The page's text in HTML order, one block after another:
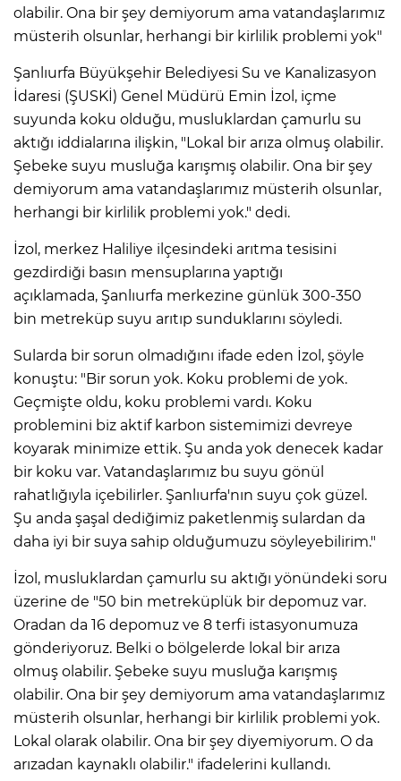
olabilir. Ona bir şey demiyorum ama vatandaşlarımız
müsterih olsunlar, herhangi bir kirlilik problemi yok"
Şanlıurfa Büyükşehir Belediyesi Su ve Kanalizasyon
İdaresi (ŞUSKİ) Genel Müdürü Emin İzol, içme
suyunda koku olduğu, musluklardan çamurlu su
aktığı iddialarına ilişkin, "Lokal bir arıza olmuş olabilir.
Şebeke suyu musluğa karışmış olabilir. Ona bir şey
demiyorum ama vatandaşlarımız müsterih olsunlar,
herhangi bir kirlilik problemi yok." dedi.
İzol, merkez Haliliye ilçesindeki arıtma tesisini
gezdirdiği basın mensuplarına yaptığı
açıklamada, Şanlıurfa merkezine günlük 300-350
bin metreküp suyu arıtıp sunduklarını söyledi.
Sularda bir sorun olmadığını ifade eden İzol, şöyle
konuştu: "Bir sorun yok. Koku problemi de yok.
Geçmişte oldu, koku problemi vardı. Koku
problemini biz aktif karbon sistemimizi devreye
koyarak minimize ettik. Şu anda yok denecek kadar
bir koku var. Vatandaşlarımız bu suyu gönül
rahatlığıyla içebilirler. Şanlıurfa'nın suyu çok güzel.
Şu anda şaşal dediğimiz paketlenmiş sulardan da
daha iyi bir suya sahip olduğumuzu söyleyebilirim."
İzol, musluklardan çamurlu su aktığı yönündeki soru
üzerine de "50 bin metreküplük bir depomuz var.
Oradan da 16 depomuz ve 8 terfi istasyonumuza
gönderiyoruz. Belki o bölgelerde lokal bir arıza
olmuş olabilir. Şebeke suyu musluğa karışmış
olabilir. Ona bir şey demiyorum ama vatandaşlarımız
müsterih olsunlar, herhangi bir kirlilik problemi yok.
Lokal olarak olabilir. Ona bir şey diyemiyorum. O da
arızadan kaynaklı olabilir." ifadelerini kullandı.